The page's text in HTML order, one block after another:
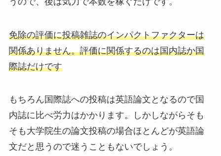
免除の評価に投稿雑誌のインパクトファクターは
関係ありません。評価に関係するのは国内誌か国
際誌だけです
もちろん国際誌への投稿は英語論文となるので国
内誌に比べ労力はかかります。しかしながらそも
そも大学院生の論文投稿の場合ほとんどが英語論
文だと思うので迷うこともないでしょう。